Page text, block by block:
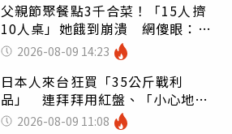
父親節聚餐點3千合菜！「15人擠
10人桌」她餓到崩潰 網傻眼：讓
店家看笑話
2026-08-09 14:23
日本人來台狂買「35公斤戰利
品」 連拜拜用紅盤、「小心地
滑」告示牌也帶回家
2026-08-09 11:08